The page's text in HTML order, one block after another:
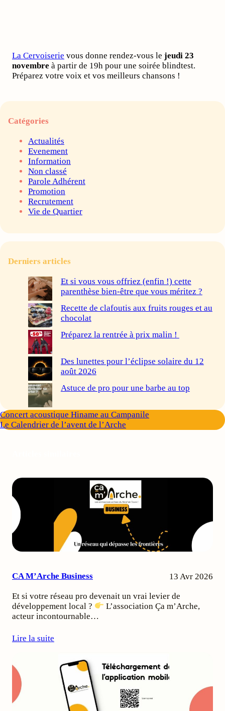
La Cervoiserie vous donne rendez-vous le jeudi 23
novembre à partir de 19h pour une soirée blindtest.
Préparez votre voix et vos meilleurs chansons !
Catégories
Actualités
Evenement
Information
Non classé
Parole Adhérent
Promotion
Recrutement
Vie de Quartier
Derniers articles
Et si vous vous offriez (enfin !) cette
parenthèse bien-être que vous méritez ?
Recette de clafoutis aux fruits rouges et au
chocolat
Préparez la rentrée à prix malin !
Des lunettes pour l’éclipse solaire du 12
août 2026
Astuce de pro pour une barbe au top
Concert acoustique Hiname au Campanile
Le Calendrier de l’avent de l’Arche
CA M’Arche Business 13 Avr 2026
Et si votre réseau pro devenait un vrai levier de
développement local ?
L’association Ça m’Arche,
acteur incontournable…
Lire la suite